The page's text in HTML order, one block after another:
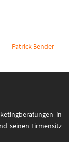
Patrick Bender
in
seinen Firmensitz